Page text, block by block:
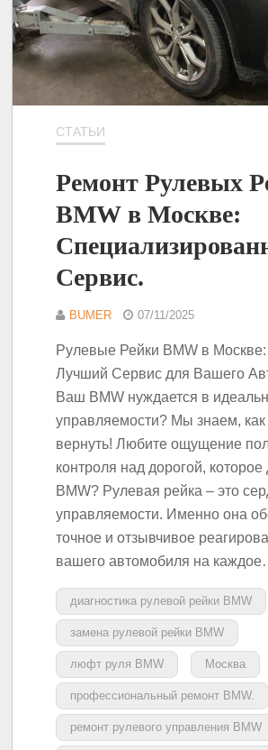
СТАТЬИ
Ремонт Рулевых
BMW в Москве:
Сервис.
BUMER 07/11/2025
Рулевые Рейки BMW в
Лучший Сервис для Вашего
Ваш BMW нуждается в
управляемости? Мы знаем, как
вернуть! Любите ощущение
контроля над дорогой,
BMW? Рулевая рейка – это
управляемости. Именно она
точное и отзывчивое
вашего автомобиля на
диагностика рулевой рейки BMW
замена рулевой рейки BMW
люфт руля BMW Москва
профессиональный ремонт BMW.
ремонт рулевого управления BMW